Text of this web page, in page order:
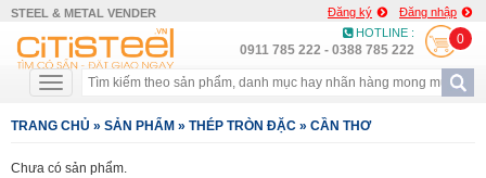
STEEL & METAL VENDER Đăng ký
Đăng nhập
HOTLINE :
0911 785 222 - 0388 785 222
0
TRANG CHỦ » SẢN PHẨM » THÉP TRÒN ĐẶC » CẦN THƠ
Chưa có sản phẩm.